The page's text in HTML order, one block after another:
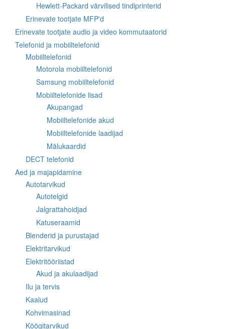
Hewlett-Packard värvilised tindiprinterid
Erinevate tootjate MFP'd
Erinevate tootjate audio ja video kommutaatorid
Telefonid ja mobiiltelefonid
Mobiiltelefonid
Motorola mobiiltelefonid
Samsung mobiiltelefonid
Mobiiltelefonide lisad
Akupangad
Mobiiltelefonide akud
Mobiiltelefonide laadijad
Mälukaardid
DECT telefonid
Aed ja majapidamine
Autotarvikud
Autotelgid
Jalgrattahoidjad
Katuseraamid
Blenderid ja purustajad
Elektritarvikud
Elektritööriistad
Akud ja akulaadijad
Ilu ja tervis
Kaalud
Kohvimasinad
Köögitarvikud